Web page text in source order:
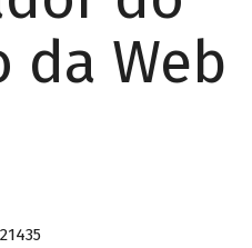
da Web